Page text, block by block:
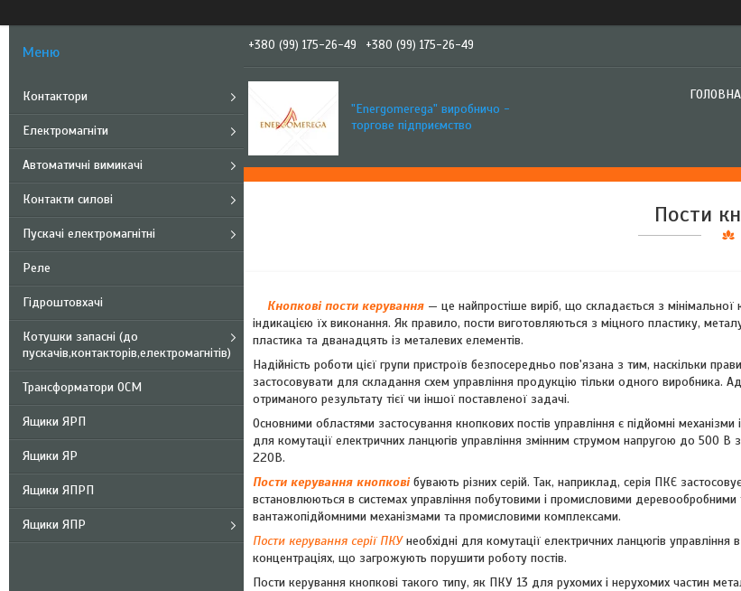
Контактори
Електромагніти
Автоматичні вимикачі
Контакти силові
Пускачі електромагнітні
Реле
Гідроштовхачі
Котушки запасні (до
пускачів,контакторів,електромагнітів)
Трансформатори ОСМ
Ящики ЯРП
Ящики ЯР
Ящики ЯПРП
Ящики ЯПР
+380 (99) 175-26-49 +380 (99) 175-26-49
"Еnergomerega" виробничо -
торгове підприємство
ГОЛОВНА
Пости
Кнопкові пости керування — це найпростіше виріб, що складається з
індикацією їх виконання. Як правило, пости виготовляються з міцного пластику,
пластика та дванадцять із металевих елементів.
Надійність роботи цієї групи пристроїв безпосередньо пов'язана з тим, наскільки
застосовувати для складання схем управління продукцію тільки одного виробника.
отриманого результату тієї чи іншої поставленої задачі.
Основними областями застосування кнопкових постів управління є підйомні
для комутації електричних ланцюгів управління змінним струмом напругою до
220В.
Пости керування кнопкові бувають різних серій. Так, наприклад, серія ПКЄ
встановлюються в системах управління побутовими і промисловими
вантажопідйомними механізмами та промисловими комплексами.
Пости керування серії ПКУнеобхідні для комутації електричних ланцюгів управління
концентраціях, що загрожують порушити роботу постів.
Пости керування кнопкові такого типу, як ПКУ 13 для рухомих і нерухомих частин